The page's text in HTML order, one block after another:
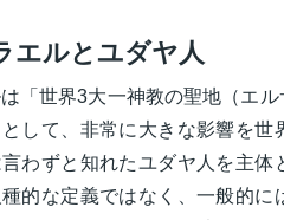
エルとユダヤ人
「世界3大一神教の聖地（エ
して、非常に大きな影響を世
わずと知れたユダヤ人を主
的な定義ではなく、一般的に